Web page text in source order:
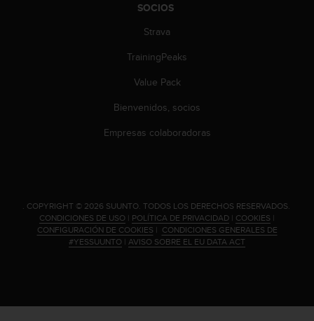
SOCIOS
Strava
TrainingPeaks
Value Pack
Bienvenidos, socios
Empresas colaboradoras
. COPYRIGHT © 2026 SUUNTO. TODOS LOS DERECHOS RESERVADOS.
CONDICIONES DE USO | POLÍTICA DE PRIVACIDAD | COOKIES |
CONFIGURACIÓN DE COOKIES | CONDICIONES GENERALES DE
#YESSUUNTO | AVISO SOBRE EL EU DATA ACT